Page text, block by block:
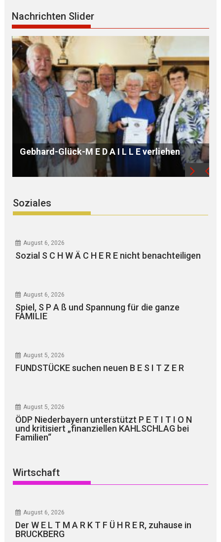
Nachrichten Slider
B Ü R G E R S P R E C H S T U N D E mit
WEGER
Soziales
August 6, 2026
Sozial S C H W Ä C H E R E nicht benachteiligen
August 6, 2026
Spiel, S P A ß und Spannung für die ganze
FAMILIE
August 5, 2026
FUNDSTÜCKE suchen neuen B E S I T Z E R
August 5, 2026
ÖDP Niederbayern unterstützt P E T I T I O N
und kritisiert „finanziellen KAHLSCHLAG bei
Familien“
Wirtschaft
August 6, 2026
Der W E L T M A R K T F Ü H R E R, zuhause in
BRUCKBERG